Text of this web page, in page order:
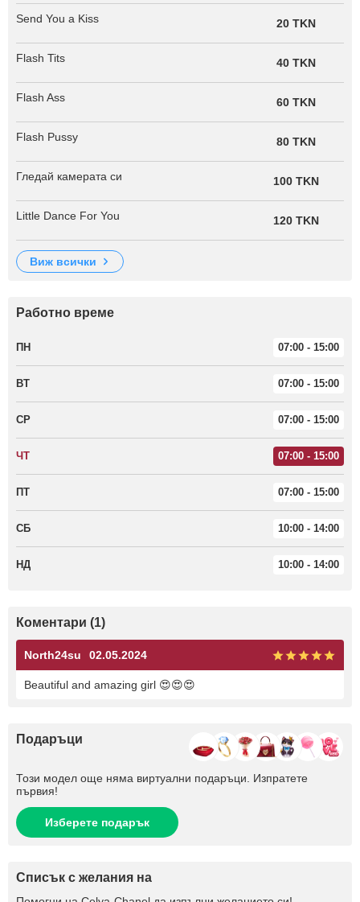
Send You a Kiss 20 TKN
Flash Tits 40 TKN
Flash Ass 60 TKN
Flash Pussy 80 TKN
Гледай камерата си 100 TKN
Little Dance For You 120 TKN
виж всички
Работно време
ПН 07:00 - 15:00
ВТ 07:00 - 15:00
СР 07:00 - 15:00
ЧТ 07:00 - 15:00
ПТ 07:00 - 15:00
СБ 10:00 - 14:00
НД 10:00 - 14:00
Коментари (1)
North24su 02.05.2024
Beautiful and amazing girl 😍😍😍
Подаръци
Този модел още няма виртуални подаръци. Изпратете
първия!
Изберете подарък
Списък с желания на